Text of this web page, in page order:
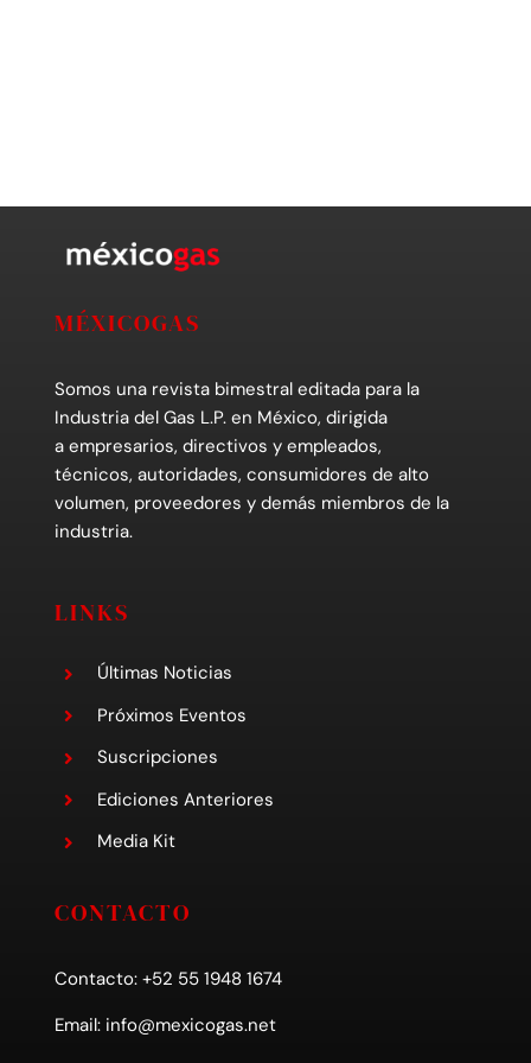
MÉXICOGAS
Somos una revista bimestral editada para la
Industria del Gas L.P. en México, dirigida
a empresarios, directivos y empleados,
técnicos, autoridades, consumidores de alto
volumen, proveedores y demás miembros de la
industria.
LINKS
Últimas Noticias
Próximos Eventos
Suscripciones
Ediciones Anteriores
Media Kit
CONTACTO
Contacto: +52 55 1948 1674
Email: info@mexicogas.net